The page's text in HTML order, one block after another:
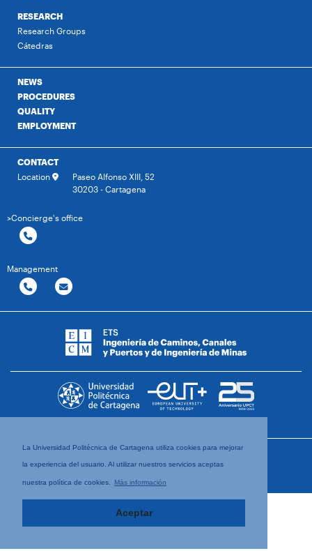
La Universidad Politécnica de Cartagena utiliza cookies para mejorar
la experiencia del usuario. Al utilizar nuestros servicios aceptas
nuestra política de cookies. Más información
Aceptar
RESEARCH
Research Groups
Cátedras
NEWS
PROCEDURES
QUALITY
EMPLOYMENT
CONTACT
Location
Paseo Alfonso XIII, 52
30203 - Cartagena
>Concierge's office
Management